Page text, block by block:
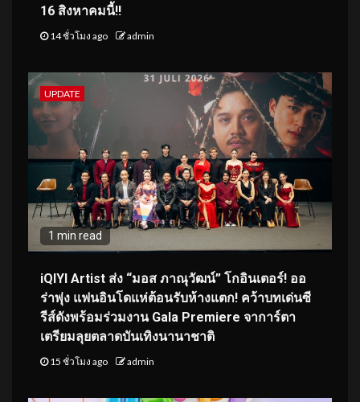
16 สิงหาคมนี้!!
14 ชั่วโมง ago admin
UPDATE
1 min read
iQIYI Artist ส่ง “มอส ภาณุวัฒน์” โกอินเตอร์! ออ
ร่าพุ่ง แฟนอินโดแห่ต้อนรับห้างแตก! คว้าบทเด่นซี
รีส์ดังพร้อมร่วมงาน Gala Premiere จาการ์ตา
เตรียมลุยตลาดบันเทิงนานาชาติ
15 ชั่วโมง ago admin